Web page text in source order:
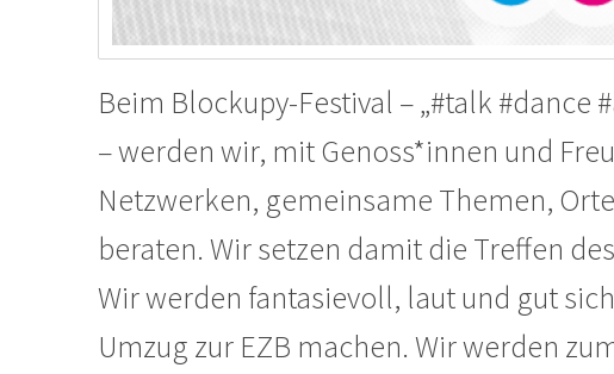
Beim Blockupy-Festival – „#talk #dance
– werden wir, mit Genoss*innen und
Netzwerken, gemeinsame Themen,
beraten. Wir setzen damit die Treffen
Wir werden fantasievoll, laut und gut
Umzug zur EZB machen. Wir werden